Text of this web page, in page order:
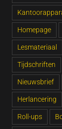
Homepage
Lesmateriaal
Tijdschriften
Nieuwsbrief
Herlancering
Roll-ups